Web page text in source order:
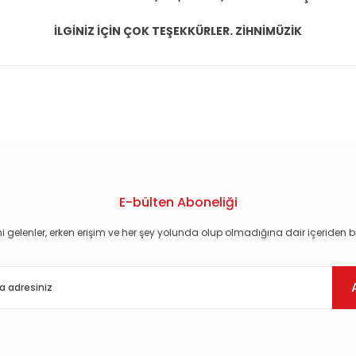
İLGİNİZ İÇİN ÇOK TEŞEKKÜRLER. ZİHNİMÜZİK
E-bülten Aboneliği
gelenler, erken erişim ve her şey yolunda olup olmadığına dair içeriden